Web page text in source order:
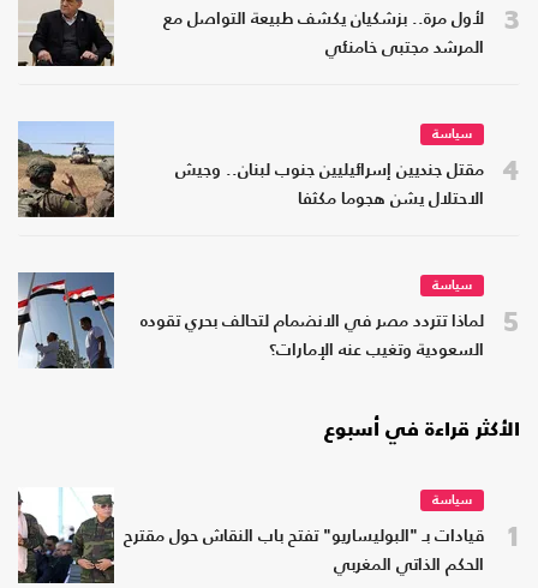
3
لأول مرة.. بزشكيان يكشف طبيعة التواصل مع
المرشد مجتبى خامنئي
4
سياسة
مقتل جنديين إسرائيليين جنوب لبنان.. وجيش
الاحتلال يشن هجوما مكثفا
5
سياسة
لماذا تتردد مصر في الانضمام لتحالف بحري تقوده
السعودية وتغيب عنه الإمارات؟
الأكثر قراءة في أسبوع
1
سياسة
قيادات بـ "البوليساريو" تفتح باب النقاش حول مقترح
الحكم الذاتي المغربي